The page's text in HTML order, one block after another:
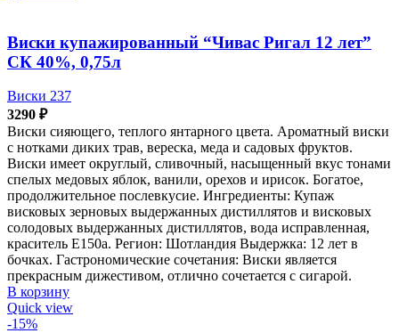
Виски купажированный “Чивас Ригал 12 лет”
СК 40%, 0,75л
Виски 237
3290 ₽
Виски сияющего, теплого янтарного цвета. Ароматный виски
с нотками диких трав, вереска, меда и садовых фруктов.
Виски имеет округлый, сливочный, насыщенный вкус тонами
спелых медовых яблок, ванили, орехов и ирисок. Богатое,
продолжительное послевкусие. Ингредиенты: Купаж
висковых зерновых выдержанных дистиллятов и висковых
солодовых выдержанных дистиллятов, вода исправленная,
краситель Е150а. Регион: Шотландия Выдержка: 12 лет в
бочках. Гастрономические сочетания: Виски является
прекрасным дижестивом, отлично сочетается с сигарой.
В корзину
Quick view
-15%